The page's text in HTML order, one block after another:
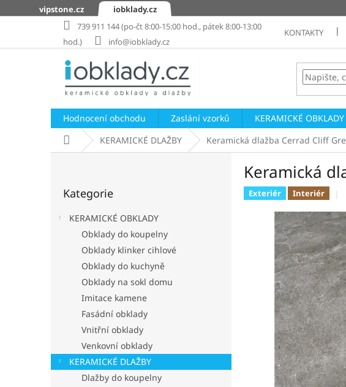
na
vipstone.cz
iobklady.cz
739 911 144 (po-čt 8:00-15:00 hod., pátek 8:00-13:00
hod.)
info@iobklady.cz
KONTAKTY
Hodnocení obchodu Zaslání vzorků KERAMICKÉ OBKLADY
Domů KERAMICKÉ DLAŽBY Keramická dlažba Cerrad Cliff
kategorie
Kategorie
KERAMICKÉ OBKLADY
Obklady do koupelny
Obklady klinker cihlové
Obklady do kuchyně
Obklady na sokl domu
Imitace kamene
Fasádní obklady
Vnitřní obklady
Venkovní obklady
KERAMICKÉ DLAŽBY
Dlažby do koupelny
Keramická
Exteriér Interiér